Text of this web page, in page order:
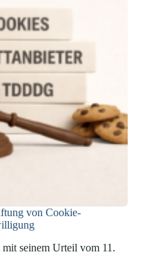
von Cookie-
seinem Urteil vom 11.